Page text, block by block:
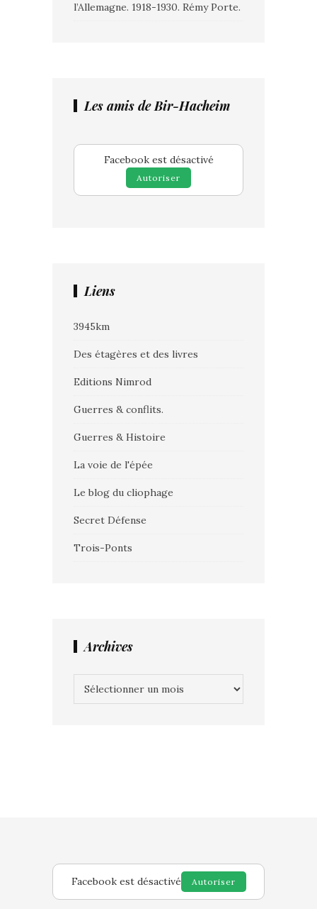
l’Allemagne. 1918-1930. Rémy Porte.
Les amis de Bir-Hacheim
Facebook est désactivé
Autoriser
Liens
3945km
Des étagères et des livres
Editions Nimrod
Guerres & conflits.
Guerres & Histoire
La voie de l'épée
Le blog du cliophage
Secret Défense
Trois-Ponts
Archives
Facebook est désactivé Autoriser